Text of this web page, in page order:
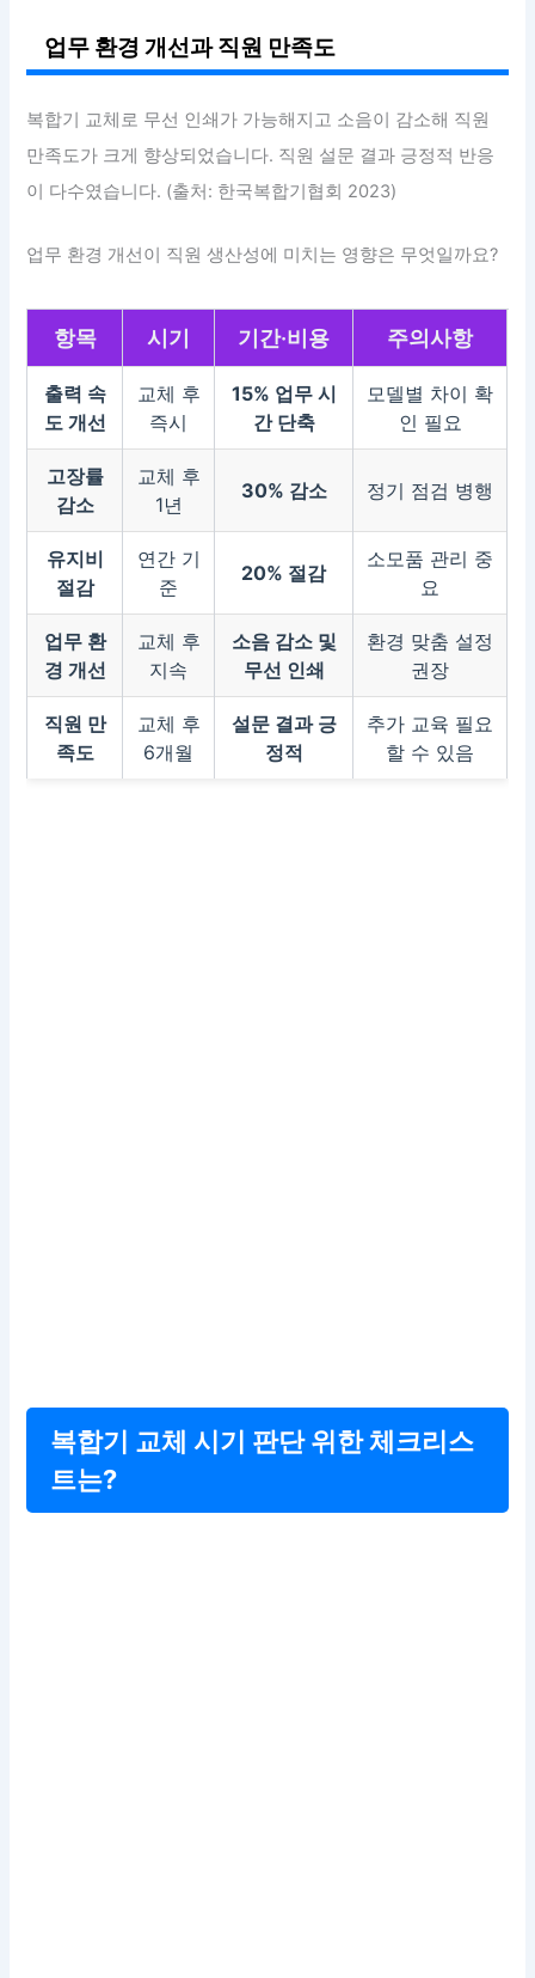
업무 환경 개선과 직원 만족도
복합기 교체로 무선 인쇄가 가능해지고 소음이 감소해 직원
만족도가 크게 향상되었습니다. 직원 설문 결과 긍정적 반응
이 다수였습니다. (출처: 한국복합기협회 2023)
업무 환경 개선이 직원 생산성에 미치는 영향은 무엇일까요?
항목 시기 기간·비용 주의사항
출력 속
도 개선
교체 후
즉시
15% 업무 시
간 단축
모델별 차이 확
인 필요
고장률
감소
교체 후
1년
30% 감소 정기 점검 병행
유지비
절감
연간 기
준
20% 절감
소모품 관리 중
요
업무 환
경 개선
교체 후
지속
소음 감소 및
무선 인쇄
환경 맞춤 설정
권장
직원 만
족도
교체 후
6개월
설문 결과 긍
정적
추가 교육 필요
할 수 있음
복합기 교체 시기 판단 위한 체크리스
트는?